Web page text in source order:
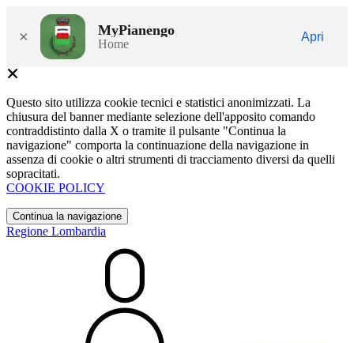
× MyPianengo
Home
Apri
Questo sito utilizza cookie tecnici e statistici anonimizzati. La
chiusura del banner mediante selezione dell'apposito comando
contraddistinto dalla X o tramite il pulsante "Continua la
navigazione" comporta la continuazione della navigazione in
assenza di cookie o altri strumenti di tracciamento diversi da quelli
sopracitati.
COOKIE POLICY
Continua la navigazione
Regione Lombardia